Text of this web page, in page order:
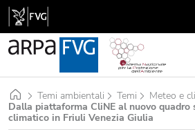
HomeTemi ambientali Temi Meteo e
Dalla piattaforma CliNE al nuovo quadro
climatico in Friuli Venezia Giulia